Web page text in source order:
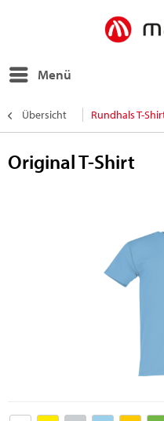
Menü
Übersicht Rundhals T-
Original T-Shirt